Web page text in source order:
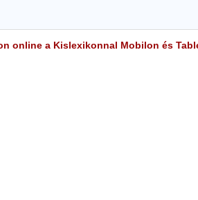
online a Kislexikonnal Mobilon és